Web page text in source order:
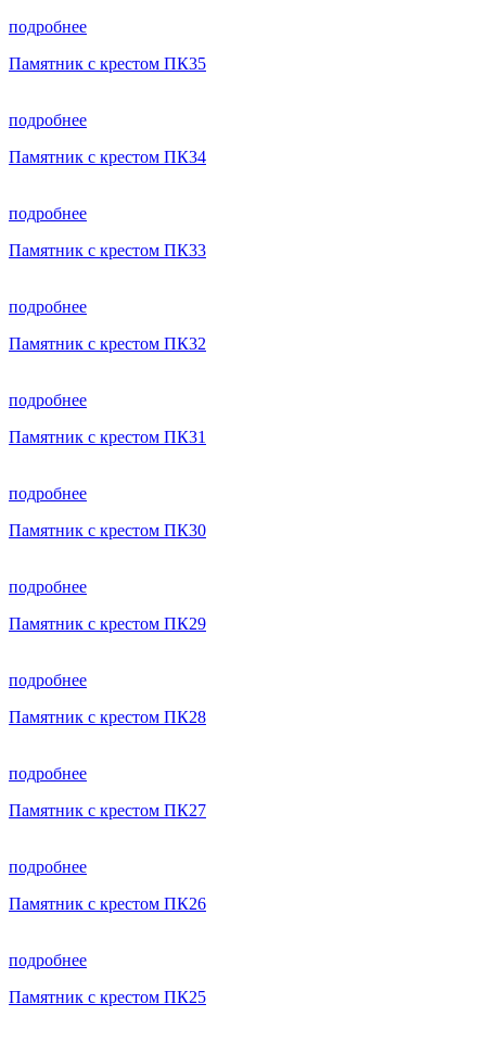
подробнее
Памятник с крестом ПК35
подробнее
Памятник с крестом ПК34
подробнее
Памятник с крестом ПК33
подробнее
Памятник с крестом ПК32
подробнее
Памятник с крестом ПК31
подробнее
Памятник с крестом ПК30
подробнее
Памятник с крестом ПК29
подробнее
Памятник с крестом ПК28
подробнее
Памятник с крестом ПК27
подробнее
Памятник с крестом ПК26
подробнее
Памятник с крестом ПК25